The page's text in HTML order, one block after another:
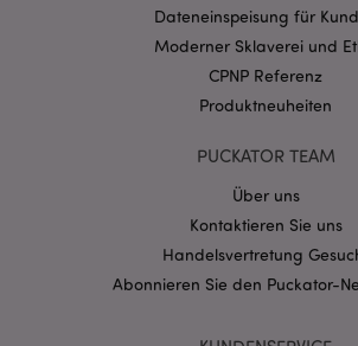
Dateneinspeisung für
Moderner Sklaverei und
CPNP Referenz
Produktneuheiten
PUCKATOR TEAM
Über uns
Kontaktieren Sie uns
Handelsvertretung
Abonnieren Sie den Puckator-
PHPSESSID
Datenschutzbestimmungen von Google